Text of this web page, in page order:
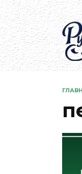
Перейти
к
содержанию